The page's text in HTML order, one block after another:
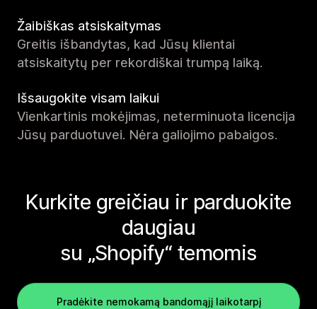
Žaibiškas atsiskaitymas
Greitis išbandytas, kad Jūsų klientai
atsiskaitytų per rekordiškai trumpą laiką.
Išsaugokite visam laikui
Vienkartinis mokėjimas, neterminuota licencija
Jūsų parduotuvei. Nėra galiojimo pabaigos.
Kurkite greičiau ir parduokite
daugiau
su „Shopify“ temomis
Pradėkite nemokamą bandomąjį laikotarpį